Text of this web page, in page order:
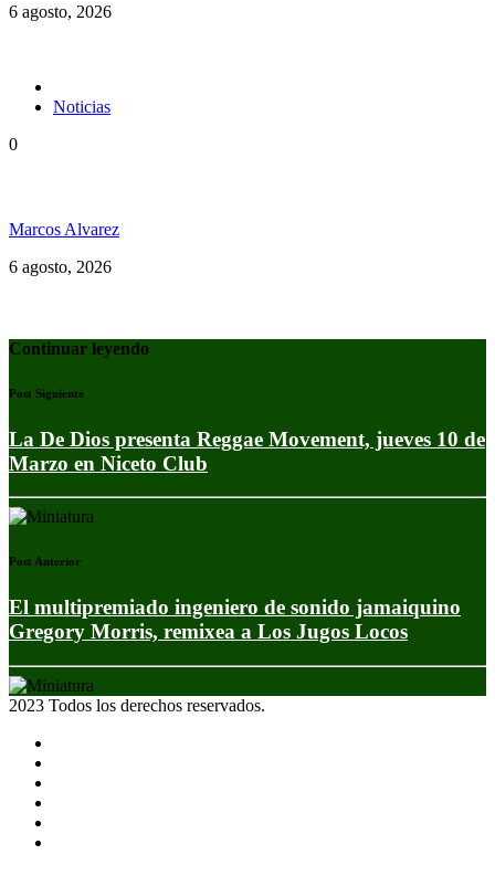
6 agosto, 2026
Noticias
0
Marcos Alvarez
6 agosto, 2026
Continuar leyendo
Post Siguiente
La De Dios presenta Reggae Movement, jueves 10 de
Marzo en Niceto Club
Post Anterior
El multipremiado ingeniero de sonido jamaiquino
Gregory Morris, remixea a Los Jugos Locos
2023 Todos los derechos reservados.